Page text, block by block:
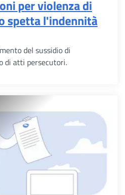
per violenza di
spetta l'indennità
del sussidio di
di atti persecutori.